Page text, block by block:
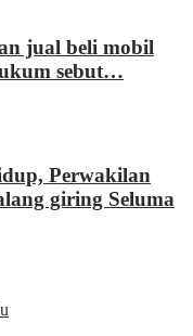
jual beli mobil
sebut…
Perwakilan
giring Seluma